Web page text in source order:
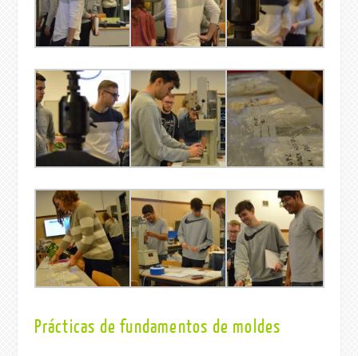
Prácticas de fundamentos de moldes